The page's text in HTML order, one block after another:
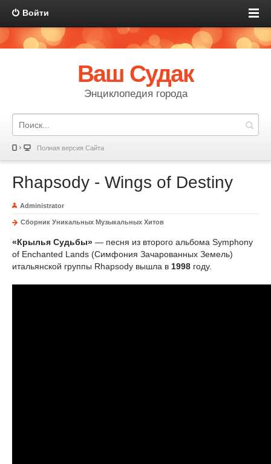
Войти
Ваш Судак
Энциклопедия города
Полная версия Сайта
Rhapsody - Wings of Destiny
Administrator
Сборник Уникальных Музыкальных Хитов
«Крылья Судьбы» — песня из второго альбома Symphony
of Enchanted Lands (Симфония Зачарованных Земель)
итальянской группы Rhapsody вышла в 1998 году.